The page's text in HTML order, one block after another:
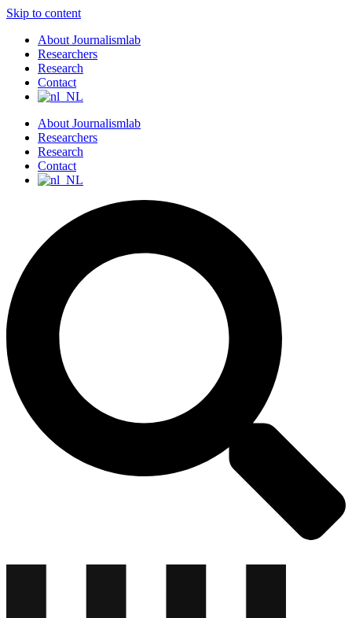
Skip to content
About Journalismlab
Researchers
Research
Contact
About Journalismlab
Researchers
Research
Contact